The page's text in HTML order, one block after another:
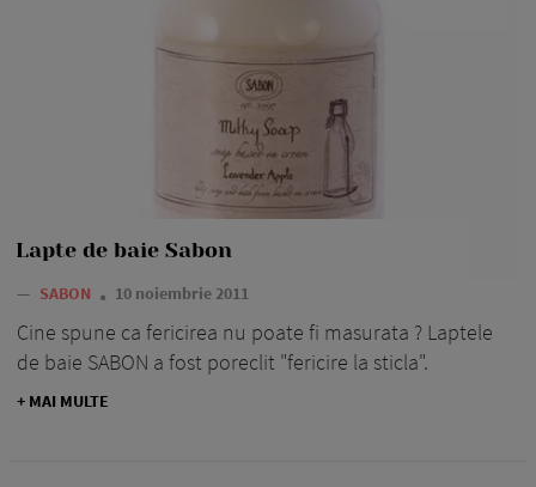
Lapte de baie Sabon
— SABON 10 noiembrie 2011
Cine spune ca fericirea nu poate fi masurata ? Laptele
de baie SABON a fost poreclit "fericire la sticla".
+ MAI MULTE